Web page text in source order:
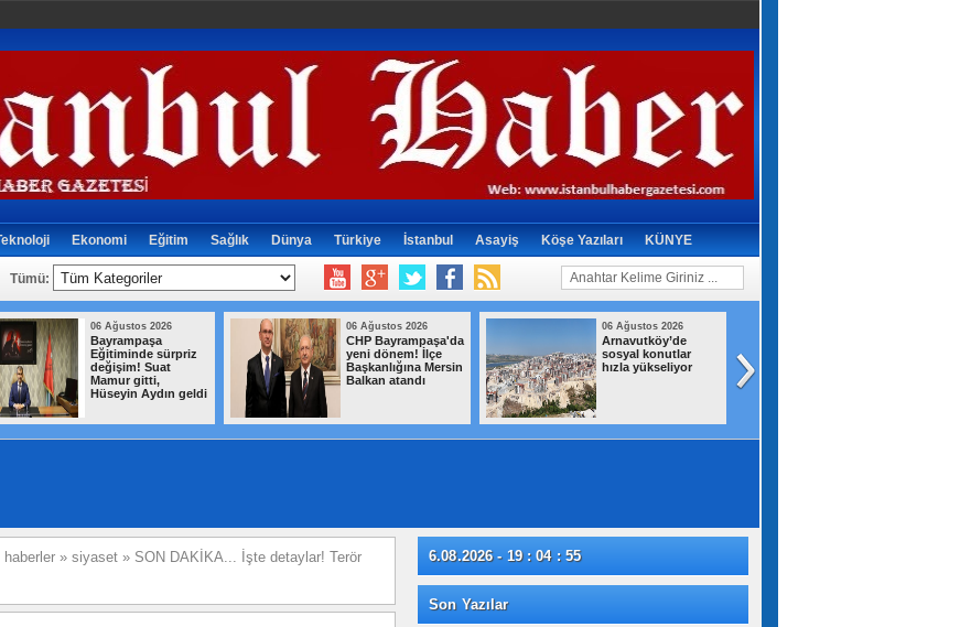
Ekonomi Eğitim Sağlık Dünya Türkiye İstanbul Asayiş Köşe Yazıları KÜNYE
Tümü:
06 Ağustos 2026
Bayrampaşa
Eğitiminde sürpriz
değişim! Suat
Mamur gitti,
Hüseyin Aydın geldi
06 Ağustos 2026
CHP Bayrampaşa'da
yeni dönem! İlçe
Başkanlığına Mersin
Balkan atandı
06 Ağustos 2026
Arnavutköy’de
sosyal konutlar
hızla yükseliyor
haberler » siyaset » SON DAKİKA... İşte detaylar! Terör
6.08.2026 - 19 : 04 : 55
Son Yazılar